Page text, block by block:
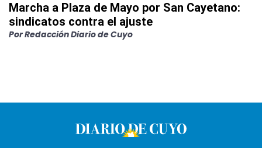
Marcha a Plaza de Mayo por San Cayetano:
sindicatos contra el ajuste
PorRedacción Diario de Cuyo